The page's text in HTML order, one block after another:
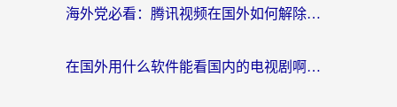
海外党必看：腾讯视频在国外如何解除地域限制？附优酷咪咕使用指南
在国外用什么软件能看国内的电视剧啊？留学生亲测有效的回国加速方案